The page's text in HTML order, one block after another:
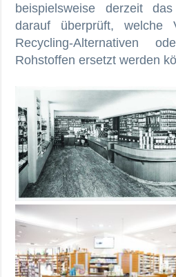
beispielsweise derzeit
darauf überprüft, welche
Recycling-Alternativen
Rohstoffen ersetzt werden